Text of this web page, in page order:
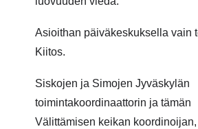
Asioithan päiväkeskuksella vain
Kiitos.
Siskojen ja Simojen Jyväskylän
toimintakoordinaattorin ja tämän
Välittämisen keikan